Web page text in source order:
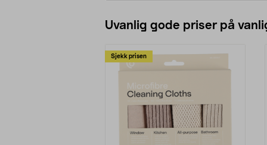
Uvanlig gode priser på
Sjekk prisen